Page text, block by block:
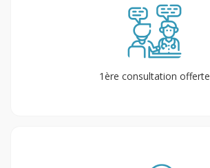
1ère consultation offerte